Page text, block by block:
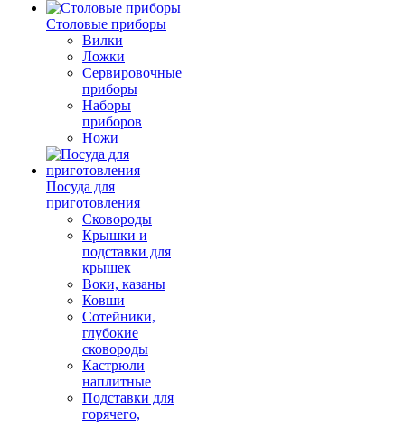
Столовые приборы
Вилки
Ложки
Сервировочные
приборы
Наборы
приборов
Ножи
Посуда для
приготовления
Сковороды
Крышки и
подставки для
крышек
Воки, казаны
Ковши
Сотейники,
глубокие
сковороды
Кастрюли
наплитные
Подставки для
горячего,